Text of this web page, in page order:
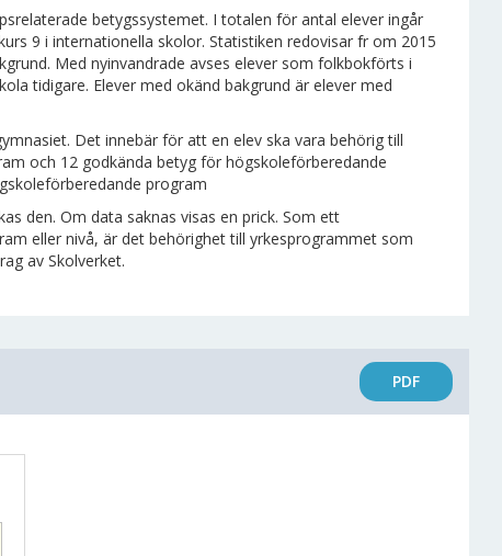
betygssystemet. I totalen för antal elever ingår
9 i internationella skolor. Statistiken redovisar fr om 2015
Med nyinvandrade avses elever som folkbokförts i
tidigare. Elever med okänd bakgrund är elever med
Det innebär för att en elev ska vara behörig till
och 12 godkända betyg för högskoleförberedande
program
den. Om data saknas visas en prick. Som ett
eller nivå, är det behörighet till yrkesprogrammet som
av Skolverket.
PDF